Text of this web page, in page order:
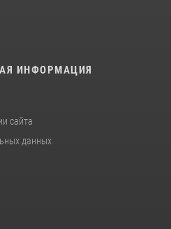
ИНФОРМАЦИЯ
сайта
данных